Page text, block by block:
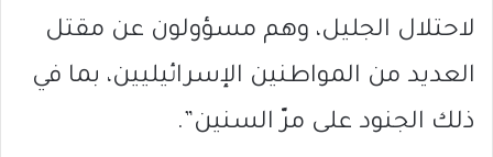
لاحتلال الجليل، وهم مسؤولون عن مقتل
العديد من المواطنين الإسرائيليين، بما في
ذلك الجنود على مرّ السنين”.